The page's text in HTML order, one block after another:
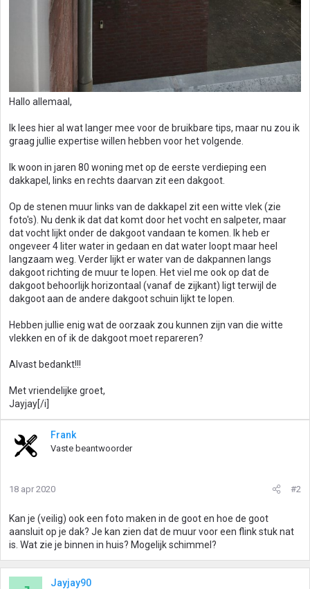
Hallo allemaal,
Ik lees hier al wat langer mee voor de bruikbare tips, maar nu zou ik
graag jullie expertise willen hebben voor het volgende.
Ik woon in jaren 80 woning met op de eerste verdieping een
dakkapel, links en rechts daarvan zit een dakgoot.
Op de stenen muur links van de dakkapel zit een witte vlek (zie
foto's). Nu denk ik dat dat komt door het vocht en salpeter, maar
dat vocht lijkt onder de dakgoot vandaan te komen. Ik heb er
ongeveer 4 liter water in gedaan en dat water loopt maar heel
langzaam weg. Verder lijkt er water van de dakpannen langs
dakgoot richting de muur te lopen. Het viel me ook op dat de
dakgoot behoorlijk horizontaal (vanaf de zijkant) ligt terwijl de
dakgoot aan de andere dakgoot schuin lijkt te lopen.
Hebben jullie enig wat de oorzaak zou kunnen zijn van die witte
vlekken en of ik de dakgoot moet repareren?
Alvast bedankt!!!
Met vriendelijke groet,
Jayjay[/i]
Frank
Vaste beantwoorder
18 apr 2020 #2
Kan je (veilig) ook een foto maken in de goot en hoe de goot
aansluit op je dak? Je kan zien dat de muur voor een flink stuk nat
is. Wat zie je binnen in huis? Mogelijk schimmel?
Jayjay90